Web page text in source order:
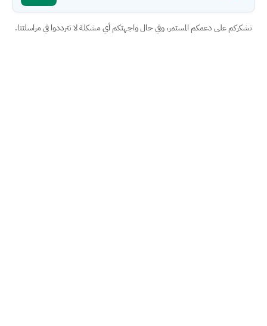
نشكركم على دعمكم المستمر، وفي حال واجهتكم أي مشكلة لا تترددوا في مراسلتنا.